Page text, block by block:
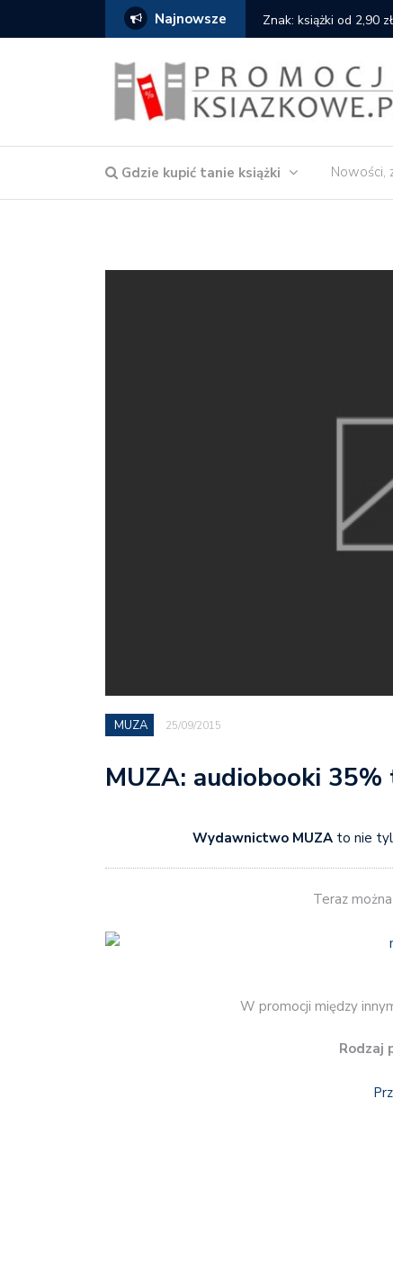
Najnowsze Znak: książki od 2,90
Gdzie kupić tanie książki Nowości,
MUZA 25/09/2015
MUZA: audiobooki 35%
Wydawnictwo MUZA to nie
Teraz
W promocji między
Rodzaj